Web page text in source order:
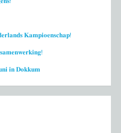
𝐊𝐚𝐦𝐩𝐢𝐨𝐞𝐧𝐬𝐜𝐡𝐚𝐩!
𝐢𝐧 𝐃𝐨𝐤𝐤𝐮𝐦